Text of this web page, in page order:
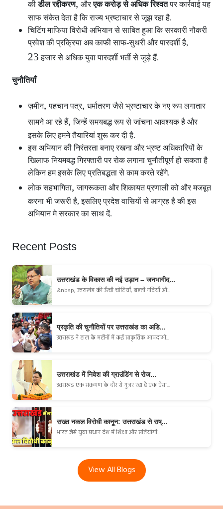
की डील रद्दीकरण, और एक करोड़ से अधिक रिश्वत पर कार्रवाई यह
साफ संकेत देता है कि राज्य भ्रष्टाचार से जूझ रहा है.
चिटिंग माफिया विरोधी अभियान से साबित हुआ कि सरकारी नौकरी
प्रवेश की प्रक्रिया अब काफी साफ-सुथरी और पारदर्शी है,
23 हजार से अधिक युवा पारदर्शी भर्ती से जुड़े हैं.
चुनौतियाँ
ज़मीन,पहचान पत्र, धर्मांतरण जैसे भ्रष्टाचार के नए रूप लगातार
सामने आ रहे हैं,जिन्हें समयबद्ध रूप से जांचना आवश्यक है और
इसके लिए हमने तैयारियां शुरू कर दी है.
इस अभियान की निरंतरता बनाए रखना और भ्रष्ट अधिकारियों के
खिलाफ नियमबद्ध गिरफ्तारी पर रोक लगाना चुनौतीपूर्ण हो सकता है
लेकिन हम इसके लिए प्रतिबद्धता से काम करते रहेंगे.
लोक सहभागिता,जागरूकता और शिकायत प्रणाली को और मजबूत
करना भी जरूरी है, इसलिए प्रदेश वासियों से आग्रह है की इस
अभियान मे सरकार का साथ दें.
Recent Posts
उत्तराखंड के विकास की नई उड़ान – जनभागीद...
&nbsp; उत्तराखंड की ऊँची चोटियाँ, बहती नदियाँ औ...
प्रकृति की चुनौतियों पर उत्तराखंड का अडि...
उत्तराखंड ने हाल के महीनों में कई प्राकृतिक आपदाओं...
उत्तराखंड में निवेश की ग्राउंडिंग से रोज...
उत्तराखंड एक संक्रमण के दौर से गुजर रहा है एक ऐसा...
सख्त नकल विरोधी कानून: उत्तराखंड से राष्...
भारत जैसे युवा प्रधान देश में शिक्षा और प्रतियोगी...
View All Blogs